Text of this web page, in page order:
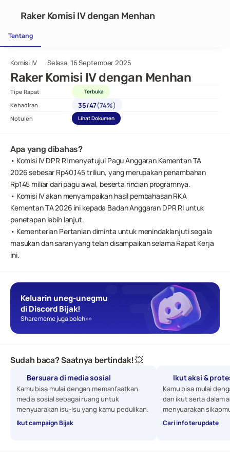
Komisi IV Selasa, 16 September 2025
Raker Komisi IV dengan Menhan
Tipe Rapat Terbuka
Kehadiran 35/47(74%)
Notulen Lihat Dokumen
Apa yang dibahas?
• Komisi IV DPR RI menyetujui Pagu Anggaran Kementan TA
2026 sebesar Rp40,145 triliun, yang merupakan penambahan
Rp145 miliar dari pagu awal, beserta rincian programnya.
• Komisi IV akan menyampaikan hasil pembahasan RKA
Kementan TA 2026 ini kepada Badan Anggaran DPR RI untuk
penetapan lebih lanjut.
• Kementerian Pertanian diminta untuk menindaklanjuti segala
masukan dan saran yang telah disampaikan selama Rapat Kerja
ini.
Keluarin uneg-unegmu
di Discord Bijak!
Share meme juga boleh 👀
Sudah baca? Saatnya bertindak! 💥
Bersuara di media sosial
Kamu bisa mulai dengan memanfaatkan
media sosial sebagai ruang untuk
menyuarakan isu-isu yang kamu pedulikan.
Ikut campaign Bijak
Ikut aksi &
Kamu bisa mulai
dan ikut serta dalam
menyuarakan
Cari info terupdate
Raker Komisi IV dengan Menhan
Tentang